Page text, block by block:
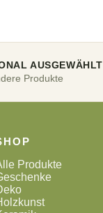
AUSGEWÄHLT
Produkte
Produkte